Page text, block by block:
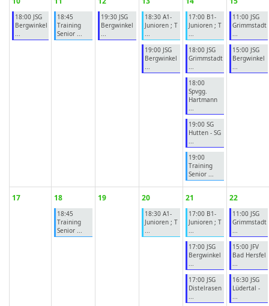
18:00 JSG
Bergwinkel
...
18:45
Training
Senior ...
19:30 JSG
Bergwinkel
...
18:30 A1-
Junioren ; T
...
19:00 JSG
Bergwinkel
...
17:00 B1-
Junioren ; T
...
18:00 JSG
Grimmstadt
...
18:00
Spvgg.
Hartmann
...
19:00 SG
Hutten - SG
...
19:00
Training
Senior ...
11:00 JSG
Grimmstadt
...
15:00 JSG
Bergwinkel
...
17 18
18:45
Training
Senior ...
19 20
18:30 A1-
Junioren ; T
...
21
17:00 B1-
Junioren ; T
...
17:00 JSG
Bergwinkel
...
17:00 JSG
Distelrasen
...
22
11:00 JSG
Grimmstadt
...
15:00 JFV
Bad Hersfel
...
16:30 JSG
Lüdertal -
...